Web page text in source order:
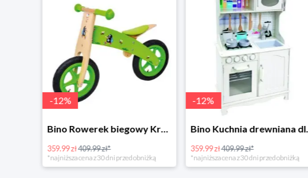
-12%
Bino Rowerek biegowy Krecik
359.99 zł409.99 zł*
*najniższa cena z 30 dni przed obniżką
-12%
359.99 zł409.99 zł*
*najniższa cena z 30 dni przed obniżką